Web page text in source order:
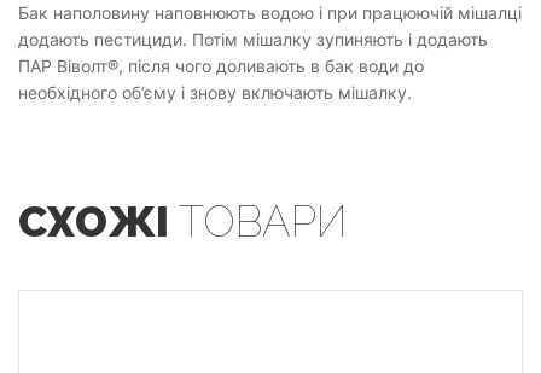
Бак наполовину наповнюють водою і при працюючій мішалці
додають пестициди. Потім мішалку зупиняють і додають
ПАР Віволт®, після чого доливають в бак води до
необхідного об’єму і знову включають мішалку.
СХОЖІ ТОВАРИ